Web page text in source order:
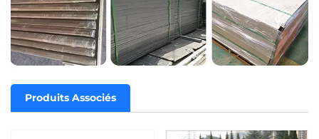
Produits Associés